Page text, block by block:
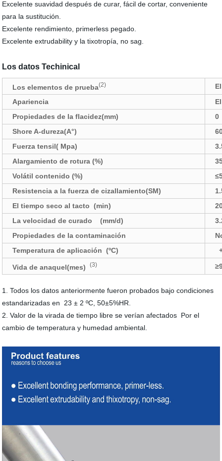
Excelente suavidad después de curar, fácil de cortar, conveniente
para la sustitución.
Excelente rendimiento, primerless pegado.
Excelente extrudability y la tixotropía, no sag.
Los datos Techinical
Los elementos de prueba(2)
Apariencia
Propiedades de la flacidez(mm)
0
Shore A-dureza(A°)
Fuerza tensil( Mpa)
Alargamiento de rotura (%)
Volátil contenido (%)
≤
Resistencia a la fuerza de cizallamiento(SM)
El tiempo seco al tacto (min)
La velocidad de curado (mm/d)
Propiedades de la contaminación
Temperatura de aplicación (ºC)
Vida de anaquel(mes) (3)
1. Todos los datos anteriormente fueron probados bajo condiciones
estandarizadas en 23 ± 2 ºC, 50±5%HR.
2. Valor de la virada de tiempo libre se verían afectados Por el
cambio de temperatura y humedad ambiental.